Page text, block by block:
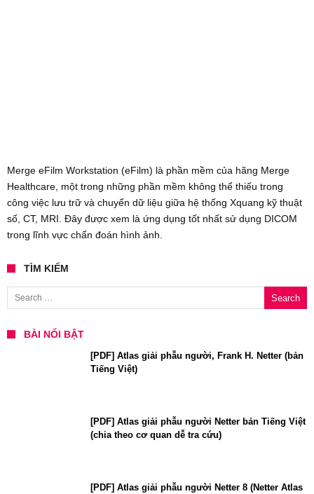
Merge eFilm Workstation (eFilm) là phần mềm của hãng Merge
Healthcare, một trong những phần mềm không thể thiếu trong
công việc lưu trữ và chuyển dữ liệu giữa hệ thống Xquang kỹ thuật
số, CT, MRI. Đây được xem là ứng dụng tốt nhất sử dụng DICOM
trong lĩnh vực chẩn đoán hình ảnh.
TÌM KIẾM
Search for:
BÀI NỔI BẬT
[PDF] Atlas giải phẫu người, Frank H. Netter (bản
Tiếng Việt)
[PDF] Atlas giải phẫu người Netter bản Tiếng Việt
(chia theo cơ quan dễ tra cứu)
[PDF] Atlas giải phẫu người Netter 8 (Netter Atlas